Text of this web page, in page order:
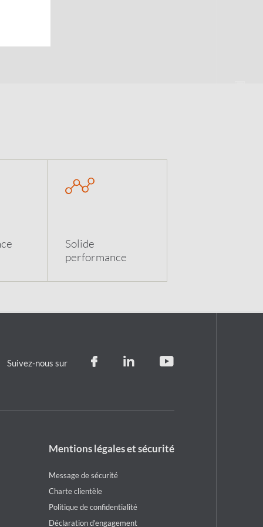
Solide
performance
Suivez-nous sur
Footer
notice
Mentions légales et sécurité
Message de sécurité
Charte clientèle
Politique de confidentialité
Déclaration d'engagement